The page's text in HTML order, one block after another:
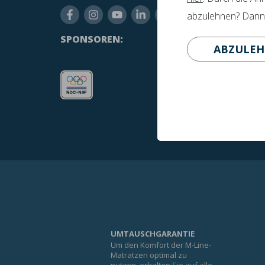
abzulehnen?
SPONSOREN:
+31
UMTAUSCHGARANTIE
Um den Komfort der M-Line-
Matratzen optimal zu